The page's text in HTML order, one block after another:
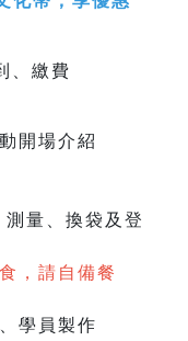
、繳費
開場介紹
量、換袋及登
，請自備餐
學員製作